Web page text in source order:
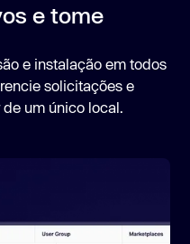
e tome
e instalação em todos
solicitações e
um único local.